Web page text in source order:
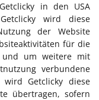
in den USA
wird diese
der Website
für die
und um weitere mit
verbundene
Getclicky diese
übertragen, sofern